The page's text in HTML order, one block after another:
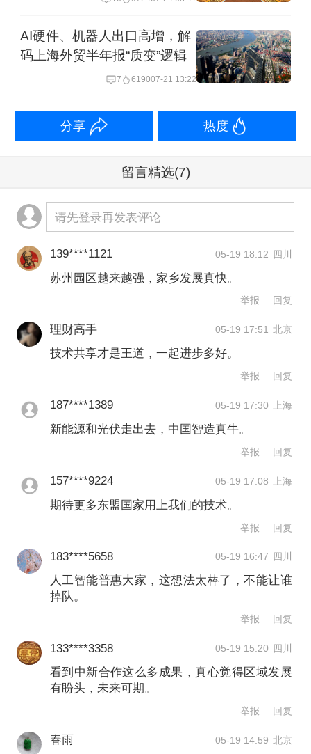
通信等领域，落地应用前景广阔，是撬
动区域协同发展的优质抓手。”他说
雄厚，落地场景丰富，实践成果丰硕，
国家拥有广阔的应用落地空间，需要成
熟技术与经验指引数字化转型。”
陈企业还提议中国将人工智能打造为区
域性公共产品，搭建共享合作平台，吸
纳更多国家的参与，携手共同发展，不
让区域内国家在人工智能领域掉队。
果，新加坡愿发挥区域联通纽带作用，
推动中国优质、先进技术在东盟普及落
潘寅茹
此内容为第一财经原创，著作权归第一财经所有。未经第一财
经书面授权，不得以任何方式加以使用，包括转载、摘编、复
制或建立镜像。第一财经保留追究侵权者法律责任的权利。
如需获得授权请联系第一财经版权部：
banquan@yicai.com
AI硬件、机器人出口高增，解
码上海外贸半年报“质变”逻辑
7 619007-21 13:22
分享 热度
留言精选(7)
请先登录再发表评论
139****1121 05-19 18:12 四川
苏州园区越来越强，家乡发展真快。
举报 回复
理财高手 05-19 17:51 北京
技术共享才是王道，一起进步多好。
举报 回复
187****1389 05-19 17:30 上海
新能源和光伏走出去，中国智造真牛。
举报 回复
157****9224 05-19 17:08 上海
期待更多东盟国家用上我们的技术。
举报 回复
183****5658 05-19 16:47 四川
人工智能普惠大家，这想法太棒了，不能让谁
掉队。
举报 回复
133****3358 05-19 15:20 四川
看到中新合作这么多成果，真心觉得区域发展
有盼头，未来可期。
举报 回复
春雨 05-19 14:59 北京